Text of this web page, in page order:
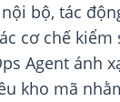
bộ, tác
cơ chế
Agent ánh
kho mã